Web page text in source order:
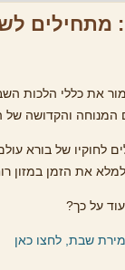
מתחילים
את כללי הלכות
המנוחה והקדושה של
לחוקיו של בורא
את הזמן במזון
על כך?
שבת, לחצו כאן